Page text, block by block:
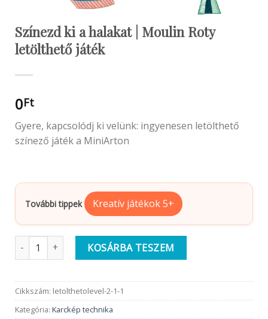
Színezd ki a halakat | Moulin Roty
letölthető játék
0Ft
Gyere, kapcsolódj ki velünk: ingyenesen letölthető
színező játék a MiniArton
További tippek Kreatív játékok 5+
Színezd ki a halakat | Moulin Roty letölthető játék mennyiség
KOSÁRBA TESZEM
Cikkszám: letolthetolevel-2-1-1
Kategória: Karckép technika